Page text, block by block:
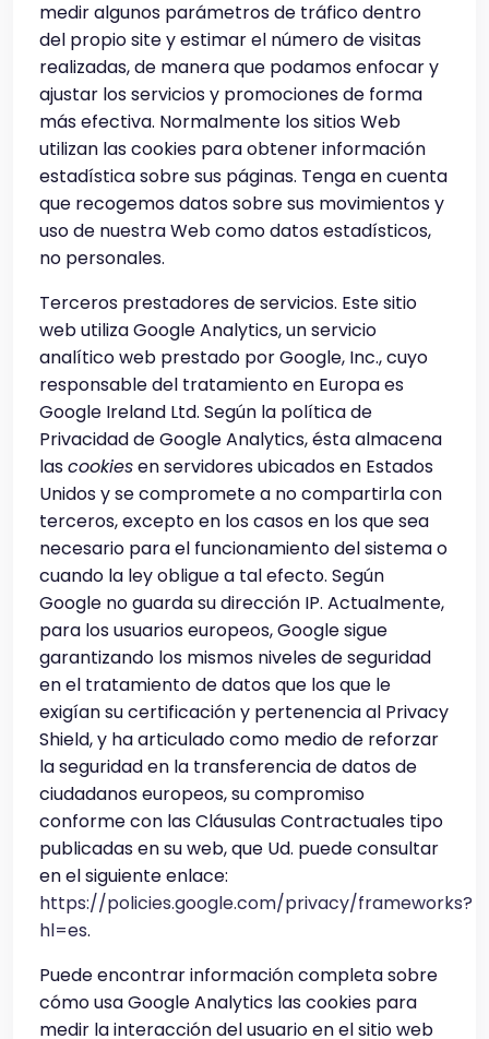
medir algunos parámetros de tráfico dentro
del propio site y estimar el número de visitas
realizadas, de manera que podamosenfocar y
ajustar los servicios y promociones de forma
más efectiva. Normalmente los sitios Web
utilizan las cookies para obtener información
estadística sobre sus páginas. Tenga en cuenta
que recogemos datos sobre sus movimientos y
uso de nuestra Web como datos estadísticos,
no personales.
Terceros prestadores de servicios. Este sitio
web utiliza Google Analytics, un servicio
analítico web prestado por Google, Inc., cuyo
responsable del tratamiento en Europa es
Google Ireland Ltd. Según la política de
Privacidad de Google Analytics, ésta almacena
lascookiesen servidores ubicados en Estados
Unidos y se compromete a no compartirla con
terceros, excepto en los casos en los que sea
necesario para el funcionamiento del sistema o
cuando la ley obligue a tal efecto. Según
Google no guarda su dirección IP. Actualmente,
para los usuarios europeos, Google sigue
garantizando los mismos niveles de seguridad
en el tratamiento de datos que los que le
exigían su certificación y pertenencia al Privacy
Shield, y ha articulado como medio de reforzar
la seguridad en la transferencia de datos de
ciudadanos europeos, su compromiso
conforme con las Cláusulas Contractuales tipo
publicadas en su web, que Ud. puede consultar
en el siguiente enlace:
https://policies.google.com/privacy/frameworks?
hl=es.
Puede encontrar información completa sobre
cómo usa Google Analytics las cookies para
medir la interacción del usuario en el sitio web